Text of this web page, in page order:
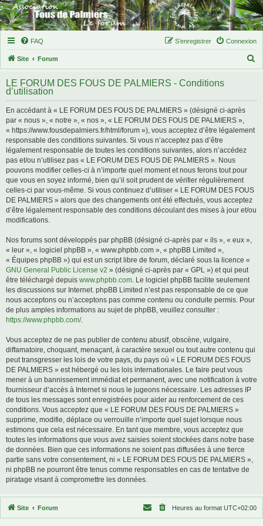
FAQ Connexion
S’enregistrer
Site Forum
h
LE FORUM DES FOUS DE PALMIERS - Conditions
d’utilisation
En accédant à « LE FORUM DES FOUS DE PALMIERS » (désigné ci-après
par « nous », « notre », « nos », « LE FORUM DES FOUS DE PALMIERS »,
« https://www.fousdepalmiers.fr/html/forum »), vous acceptez d’être légalement
responsable des conditions suivantes. Si vous n’acceptez pas d’être
légalement responsable de toutes les conditions suivantes, alors n’accédez
pas et/ou n’utilisez pas « LE FORUM DES FOUS DE PALMIERS ». Nous
pouvons modifier celles-ci à n’importe quel moment et nous ferons tout pour
que vous en soyez informé, bien qu’il soit prudent de vérifier régulièrement
celles-ci par vous-même. Si vous continuez d’utiliser « LE FORUM DES FOUS
DE PALMIERS » alors que des changements ont été effectués, vous acceptez
d’être légalement responsable des conditions découlant des mises à jour et/ou
modifications.
Nos forums sont développés par phpBB (désigné ci-après par « ils », « eux »,
« leur », « logiciel phpBB », « www.phpbb.com », « phpBB Limited »,
« Équipes phpBB ») qui est un script libre de forum, déclaré sous la licence «
GNU General Public License v2 » (désigné ci-après par « GPL ») et qui peut
être téléchargé depuis www.phpbb.com. Le logiciel phpBB facilite seulement
les discussions sur Internet. phpBB Limited n’est pas responsable de ce que
nous acceptons ou n’acceptons pas comme contenu ou conduite permis. Pour
de plus amples informations au sujet de phpBB, veuillez consulter :
https://www.phpbb.com/.
Vous acceptez de ne pas publier de contenu abusif, obscène, vulgaire,
diffamatoire, choquant, menaçant, à caractère sexuel ou tout autre contenu qui
peut transgresser les lois de votre pays, du pays où « LE FORUM DES FOUS
DE PALMIERS » est hébergé ou les lois internationales. Le faire peut vous
mener à un bannissement immédiat et permanent, avec une notification à votre
fournisseur d’accès à Internet si nous le jugeons nécessaire. Les adresses IP
de tous les messages sont enregistrées pour aider au renforcement de ces
conditions. Vous acceptez que « LE FORUM DES FOUS DE PALMIERS »
supprime, modifie, déplace ou verrouille n’importe quel sujet lorsque nous
estimons que cela est nécessaire. En tant que membre, vous acceptez que
toutes les informations que vous avez saisies soient stockées dans notre base
de données. Bien que ces informations ne soient pas diffusées à une tierce
partie sans votre consentement, ni « LE FORUM DES FOUS DE PALMIERS »,
ni phpBB ne pourront être tenus comme responsables en cas de tentative de
piratage visant à compromettre les données.
Site Forum Heures au format UTC+02:00